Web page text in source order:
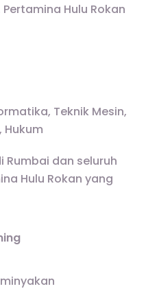
Hulu Rokan
Teknik Mesin,
Hukum
dan seluruh
Hulu Rokan yang